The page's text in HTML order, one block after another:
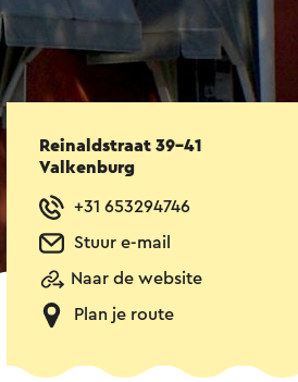
Reinaldstraat 39-41
Valkenburg
+31 653294746
Stuur e-mail
Naar de website
Plan je route